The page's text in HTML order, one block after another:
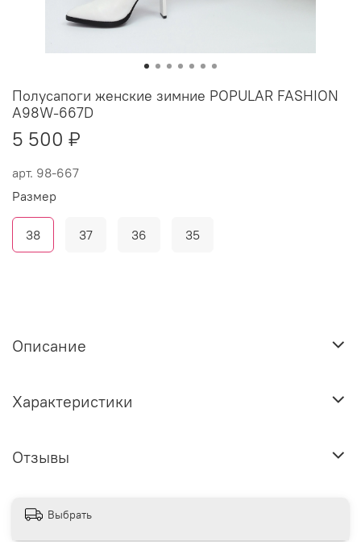
арт. 98-667
Полусапоги женские зимние POPULAR FASHION
A98W-667D
5 500 ₽
Размер
38 37 36 35
Описание
Характеристики
Отзывы
Выбрать